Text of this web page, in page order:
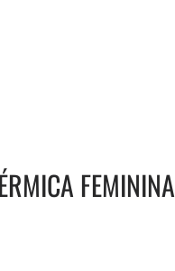
FEMININA